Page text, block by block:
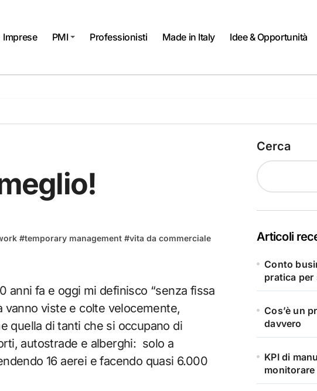
Imprese PMI Professionisti Made in Italy Idee & Opportunità
#temporary management #vita da commerciale
anni fa e oggi mi definisco “senza fissa
viste e colte velocemente,
quella di tanti che si occupano di
autostrade e alberghi: solo a
16 aerei e facendo quasi 6.000
Cerca
Articoli
Conto
pratica per
Cos’è un
davvero
KPI di
monitorare